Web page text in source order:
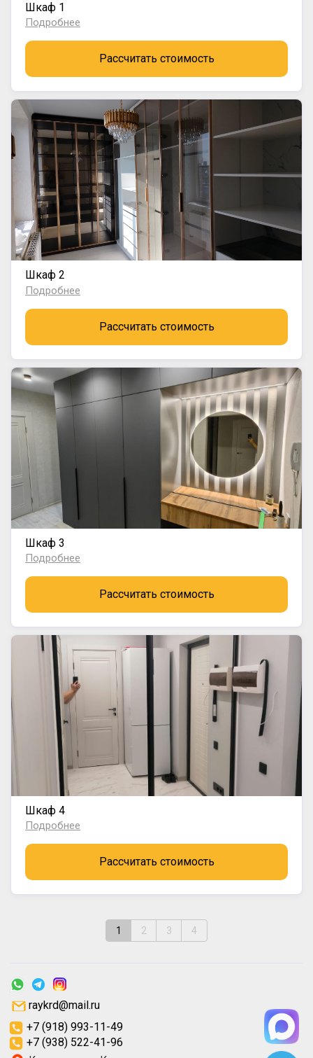
Шкаф 1
Подробнее
Рассчитать стоимость
Шкаф 2
Подробнее
Рассчитать стоимость
Шкаф 3
Подробнее
Рассчитать стоимость
Шкаф 4
Подробнее
Рассчитать стоимость
1 2 3 4
+7 (918) 993-11-49
+7 (938) 522-41-96
raykrd@mail.ru